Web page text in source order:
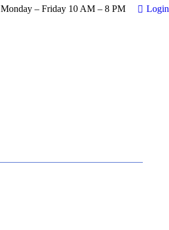
Monday – Friday 10 AM – 8 PM Login